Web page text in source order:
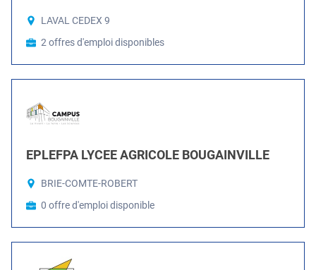
LAVAL CEDEX 9
2 offres d'emploi disponibles
EPLEFPA LYCEE AGRICOLE BOUGAINVILLE
BRIE-COMTE-ROBERT
0 offre d'emploi disponible